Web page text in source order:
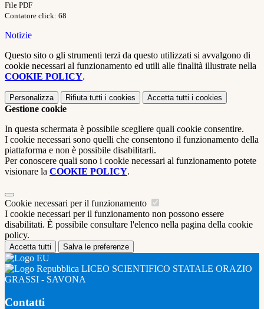
File PDF
Contatore click: 68
Notizie
Questo sito o gli strumenti terzi da questo utilizzati si avvalgono di
cookie necessari al funzionamento ed utili alle finalità illustrate nella
COOKIE POLICY.
Personalizza Rifiuta tutti i cookies Accetta tutti i cookies
Gestione cookie
In questa schermata è possibile scegliere quali cookie consentire.
I cookie necessari sono quelli che consentono il funzionamento della
piattaforma e non è possibile disabilitarli.
Per conoscere quali sono i cookie necessari al funzionamento potete
visionare la COOKIE POLICY.
Cookie necessari per il funzionamento
I cookie necessari per il funzionamento non possono essere
disabilitati. È possibile consultare l'elenco nella pagina della cookie
policy.
Accetta tutti Salva le preferenze
LICEO SCIENTIFICO STATALE ORAZIO
GRASSI - SAVONA
Contatti